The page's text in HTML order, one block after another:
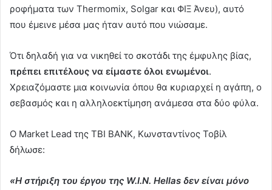
ροφήματα των Thermomix, Solgar και ΦΙΞ Άνευ), αυτό
που έμεινε μέσα μας ήταν αυτό που νιώσαμε.
Ότι δηλαδή για να νικηθεί το σκοτάδι της έμφυλης βίας,
πρέπει επιτέλους να είμαστε όλοι ενωμένοι.
Χρειαζόμαστε μια κοινωνία όπου θα κυριαρχεί η αγάπη, ο
σεβασμός και η αλληλοεκτίμηση ανάμεσα στα δύο φύλα.
Ο Market Lead της TBI BANK, Κωνσταντίνος Τοβίλ
δήλωσε:
«Η στήριξη του έργου της W.I.N. Hellas δεν είναι μόνο